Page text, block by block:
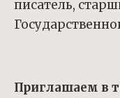
писатель,
Приглашаем в